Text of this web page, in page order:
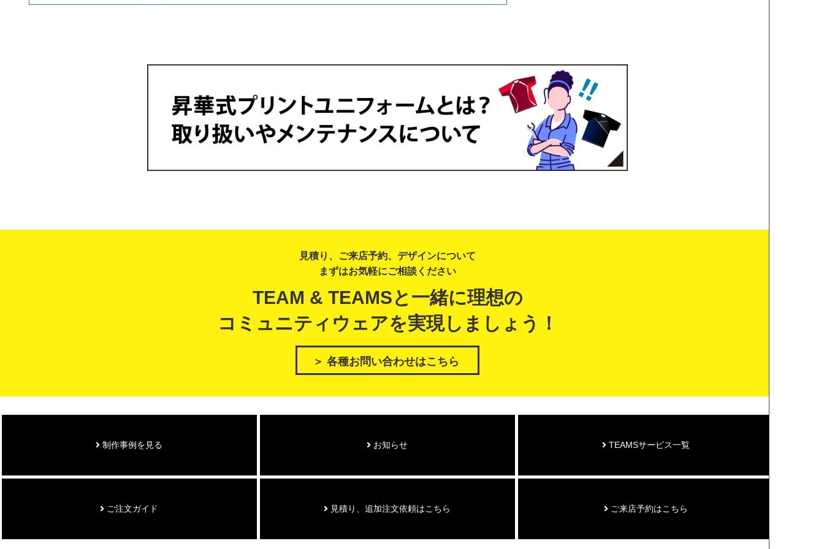
見積り、ご来店予約、デザインについて
まずはお気軽にご相談ください
TEAM & TEAMSと一緒に理想の
コミュニティウェアを実現しましょう！
＞ 各種お問い合わせはこちら
制作事例を見る お知らせ TEAMSサービス一覧
ご注文ガイド 見積り、追加注文依頼はこちら ご来店予約はこちら